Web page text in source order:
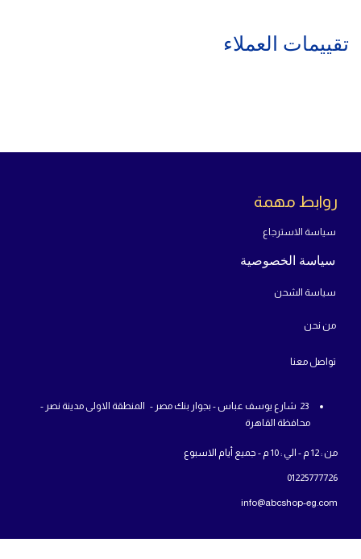
تقييمات العملاء
روابط مهمة
سياسة الاسترجاع
سياسة الخصوصية
سياسة الشحن
من نحن
تواص ل معنا
23 شارع يوسف عباس - بجوار بنك مصر - المنطقة الاولى مدينة نصر -
محافظة القاهرة
من : 12 م - الي : 10 م - جميع أيام الاسبوع
01225777726
info@abcshop-eg.com